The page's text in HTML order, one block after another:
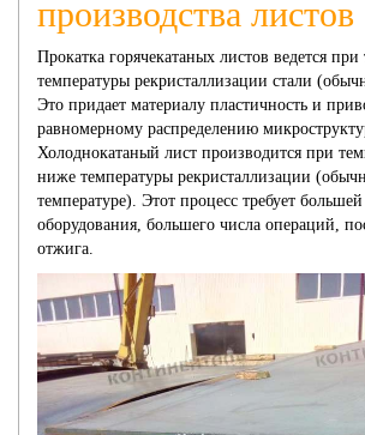
производства листов
Прокатка горячекатаных листов ведется
температуры рекристаллизации стали
Это придает материалу пластичность и
равномерному распределению
Холоднокатаный лист производится при
ниже температуры рекристаллизации
температуре). Этот процесс требует
оборудования, большего числа операций,
отжига.